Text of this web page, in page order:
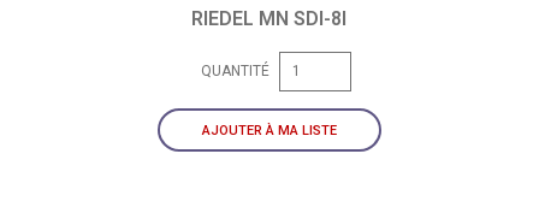
RIEDEL MN SDI-8I
QUANTITÉ
AJOUTER À MA LISTE